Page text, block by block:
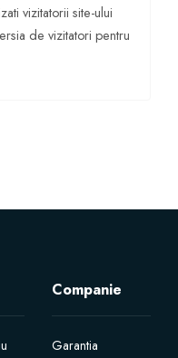
vizitatorii site-ului
de vizitatori pentru
Companie
Garantia